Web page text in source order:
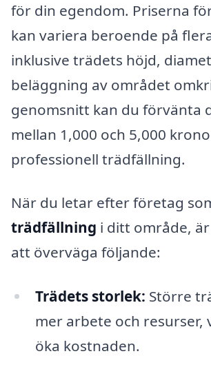
för din egendom. Priserna
kan variera beroende på
inklusive trädets höjd,
beläggning av området
genomsnitt kan du förvänta
mellan 1,000 och 5,000
professionell trädfällning.
När du letar efter företag
trädfällning i ditt område,
att överväga följande:
Trädets storlek: Större
mer arbete och resurser,
öka kostnaden.